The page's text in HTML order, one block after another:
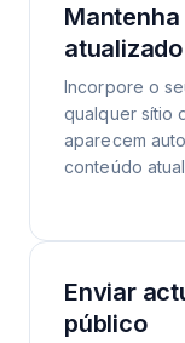
atualizado
Incorpore o
qualquer sítio
aparecem
conteúdo
Enviar
público